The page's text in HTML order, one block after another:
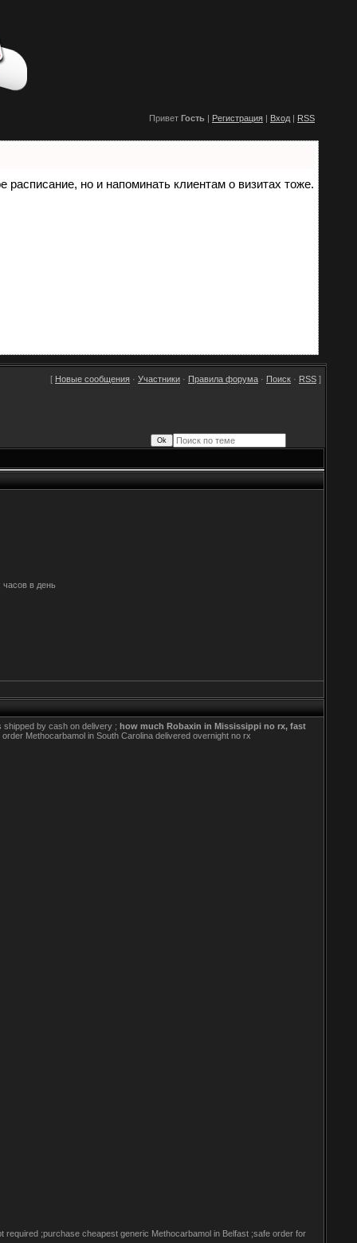
Привет Гость | Регистрация | Вход | RSS
расписание, но и напоминать клиентам о визитах тоже.
[ Новые сообщения · Участники · Правила форума · Поиск · RSS ]
часов в день
shipped by cash on delivery ; how much Robaxin in Mississippi no rx, fast
Methocarbamol in South Carolina delivered overnight no rx
;purchase cheapest generic Methocarbamol in Belfast ;safe order for